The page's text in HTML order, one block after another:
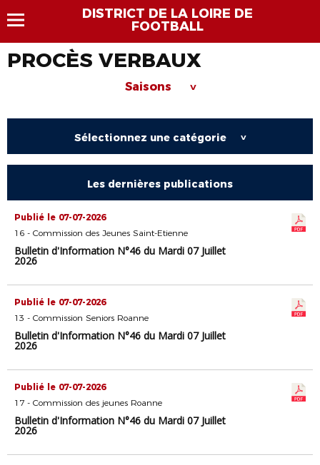
DISTRICT DE LA LOIRE DE
FOOTBALL
PROCÈS VERBAUX
Saisons >
Sélectionnez une catégorie >
Les dernières publications
Publié le 07-07-2026
16 - Commission des Jeunes Saint-Etienne
Bulletin d'Information N°46 du Mardi 07 Juillet
2026
Publié le 07-07-2026
13 - Commission Seniors Roanne
Bulletin d'Information N°46 du Mardi 07 Juillet
2026
Publié le 07-07-2026
17 - Commission des jeunes Roanne
Bulletin d'Information N°46 du Mardi 07 Juillet
2026